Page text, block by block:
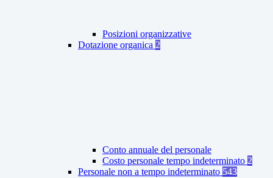
Posizioni organizzative
Dotazione organica 2
Conto annuale del personale
Costo personale tempo indeterminato 2
Personale non a tempo indeterminato 543